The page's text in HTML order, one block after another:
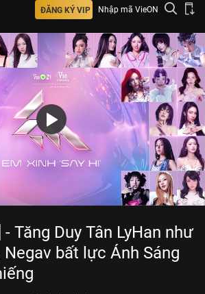
ĐĂNG KÝ VIP Nhập mã VieON
- Tăng Duy Tân LyHan như
bất lực Ánh Sáng